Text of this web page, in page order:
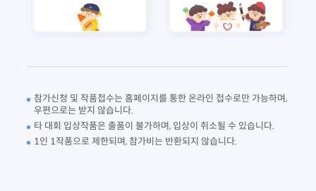
참가신청 및 작품접수는 홈페이지를 통한 온라인 접수로만 가능하며,
우편으로는 받지 않습니다.
타 대회 입상작품은 출품이 불가하며, 입상이 취소될 수 있습니다.
1인 1작품으로 제한되며, 참가비는 반환되지 않습니다.